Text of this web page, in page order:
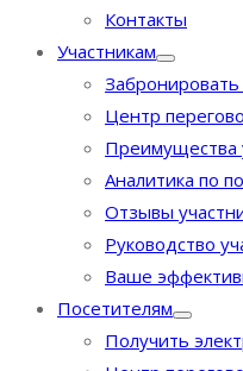
Контакты
Участникам
Забронировать
Центр
Преимущества
Аналитика по
Отзывы
Руководство
Ваше
Посетителям
Получить